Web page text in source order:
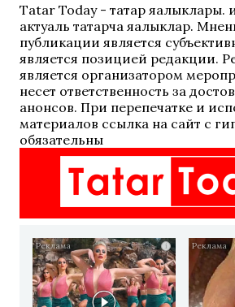
Tatar Today - татар яңалыклары.
актуаль татарча яңалыклар.
публикации является
является позицией редакции.
является организатором
несет ответственность за
анонсов. При перепечатке и
материалов ссылка на сайт с
обязательны
i